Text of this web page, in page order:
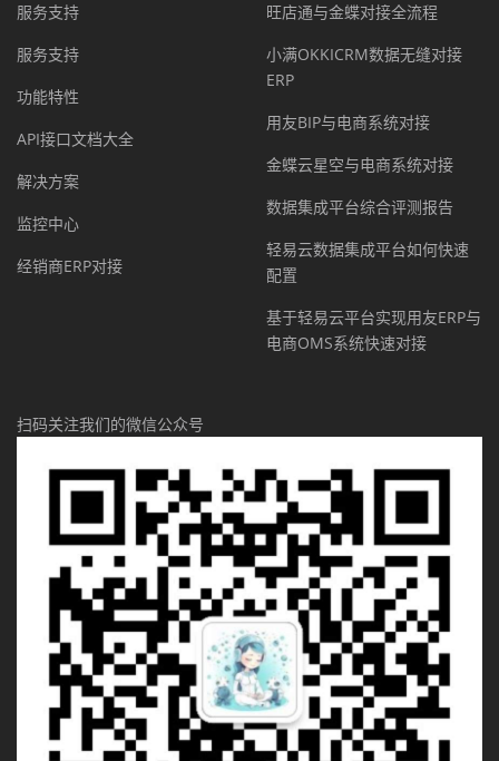
服务支持
服务支持
功能特性
API接口文档大全
解决方案
监控中心
经销商ERP对接
旺店通与金蝶对接全流程
小满OKKICRM数据无缝对接
ERP
用友BIP与电商系统对接
金蝶云星空与电商系统对接
数据集成平台综合评测报告
轻易云数据集成平台如何快速
配置
基于轻易云平台实现用友ERP与
电商OMS系统快速对接
扫码关注我们的微信公众号